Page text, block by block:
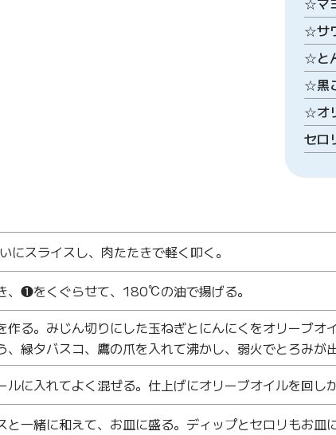
☆サ
☆と
☆黒
☆オ
セロ
スライスし、肉たたきで軽く叩く。
、❶をくぐらせて、180℃の油で揚げる。
る。みじん切りにした玉ねぎとにんにくをオリーブオ
緑タバスコ、鷹の爪を入れて沸かし、弱火でとろみが
に入れてよく混ぜる。仕上げにオリーブオイルを回しか
一緒に和えて、お皿に盛る。ディップとセロリもお皿に